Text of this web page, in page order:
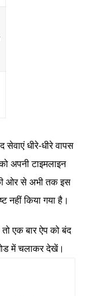
सेवाएं धीरे-धीरे वापस
अपनी टाइमलाइन
ओर से अभी तक इस
नहीं किया गया है।
एक बार ऐप को बंद
में चलाकर देखें।